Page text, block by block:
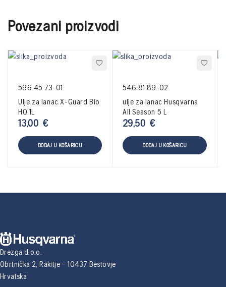
Povezani proizvodi
596 45 73-01
Ulje za lanac X-Guard Bio
HQ 1L
13,00€
DODAJ U KOŠARICU
546 81 89-02
ulje za lanac Husqvarna
All Season 5 L
29,50€
DODAJ U KOŠARICU
Drezga d.o.o.
Obrtnička 2, Rakitje – 10437 Bestovje
Hrvatska